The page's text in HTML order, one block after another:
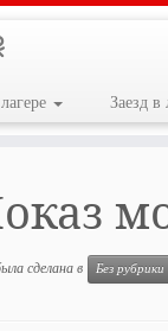
Заезд в
сделана в Без рубрики